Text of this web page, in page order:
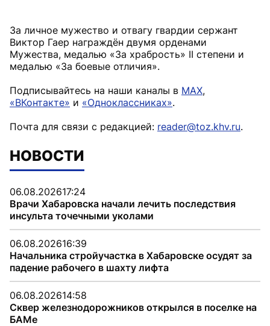
За личное мужество и отвагу гвардии сержант
Виктор Гаер награждён двумя орденами
Мужества, медалью «За храбрость» II степени и
медалью «За боевые отличия».
Подписывайтесь на наши каналы в MAX,
«ВКонтакте» и «Одноклассниках».
Почта для связи с редакцией: reader@toz.khv.ru.
НОВОСТИ
06.08.202617:24
Врачи Хабаровска начали лечить последствия
инсульта точечными уколами
06.08.202616:39
Начальника стройучастка в Хабаровске осудят за
падение рабочего в шахту лифта
06.08.202614:58
Сквер железнодорожников открылся в поселке на
БАМе